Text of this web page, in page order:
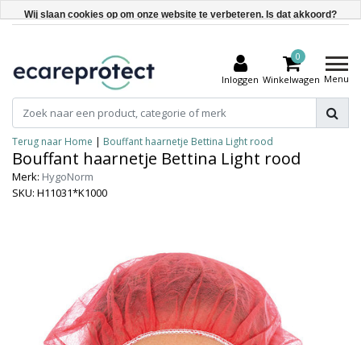
Inloggen
0
Winkelwagen Menu
Terug naar Home | Bouffant haarnetje Bettina Light rood
Bouffant haarnetje Bettina Light rood
Merk: HygoNorm
SKU: H11031*K1000
Wij slaan cookies op om onze website te verbeteren. Is dat akkoord?